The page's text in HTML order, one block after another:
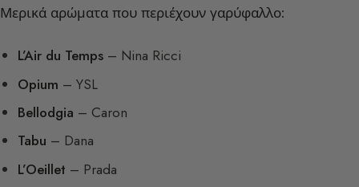
Μερικά αρώματα που περιέχουν γαρύφαλλο:
L’Air du Temps – Nina Ricci
Opium – YSL
Bellodgia – Caron
Tabu – Dana
L’Oeillet – Prada